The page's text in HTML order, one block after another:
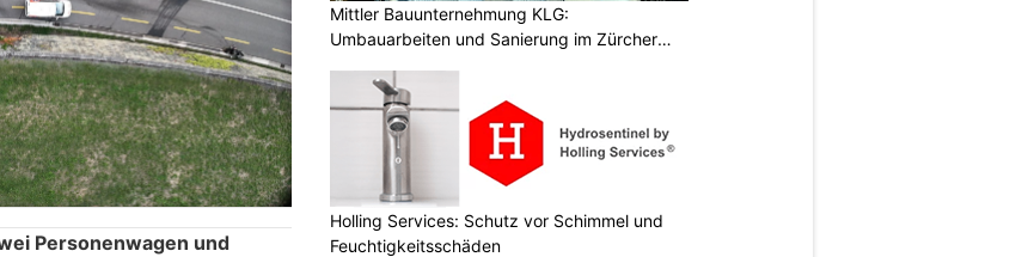
Personenwagen und
Mittler Bauunternehmung KLG:
Umbauarbeiten und Sanierung im Zürcher
Holling Services: Schutz vor Schimmel und
Feuchtigkeitsschäden